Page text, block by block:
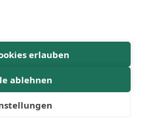
erlauben
ablehnen